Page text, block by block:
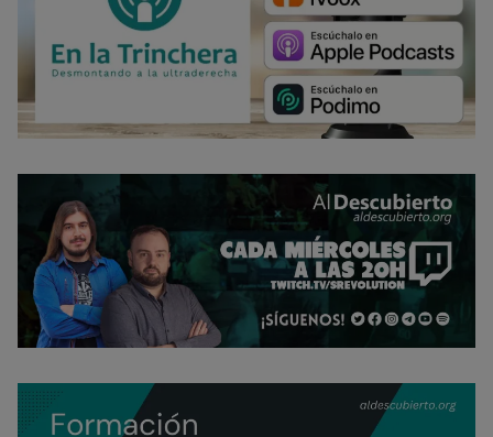
No dar mi información personal
Opciones de cookies Aceptar cookies
Rechazar cookies Política de cookies